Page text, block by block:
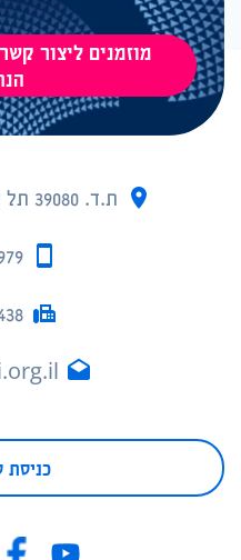
מוזמנים ליצור
ת.ד. 39080 תל אביב, מיקוד 6139002
כניסת